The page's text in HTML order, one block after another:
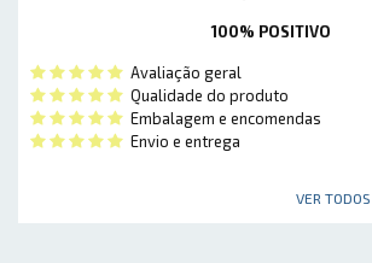
100% POSITIVO
Avaliação geral
Qualidade do produto
Embalagem e encomendas
Envio e entrega
VER TODOS